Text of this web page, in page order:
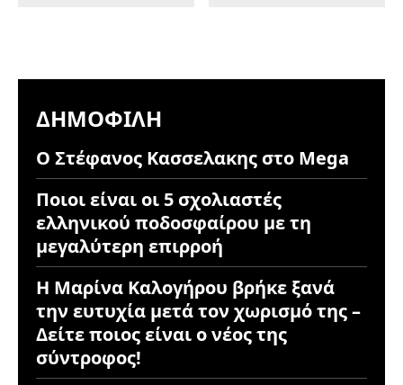
ΔΗΜΟΦΙΛΉ
Ο Στέφανος Κασσελακης στο Mega
Ποιοι είναι οι 5 σχολιαστές
ελληνικού ποδοσφαίρου με τη
μεγαλύτερη επιρροή
Η Μαρίνα Καλογήρου βρήκε ξανά
την ευτυχία μετά τον χωρισμό της –
Δείτε ποιος είναι ο νέος της
σύντροφος!